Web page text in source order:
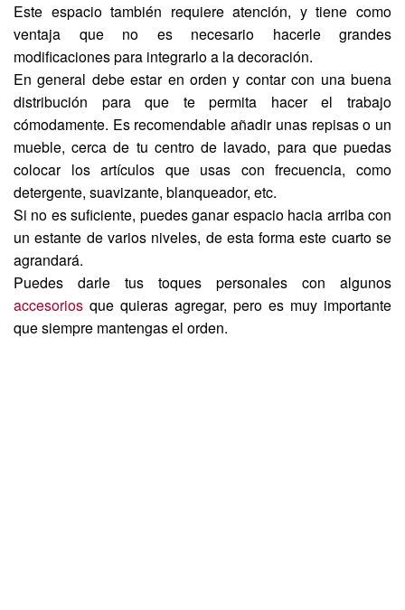
Este espacio también requiere atención, y tiene como
ventaja que no es necesario hacerle grandes
modificaciones para integrarlo a la decoración.
En general debe estar en orden y contar con una buena
distribución para que te permita hacer el trabajo
cómodamente. Es recomendable añadir unas repisas o un
mueble, cerca de tu centro de lavado, para que puedas
colocar los artículos que usas con frecuencia, como
detergente, suavizante, blanqueador, etc.
Si no es suficiente, puedes ganar espacio hacia arriba con
un estante de varios niveles, de esta forma este cuarto se
agrandará.
Puedes darle tus toques personales con algunos
accesorios que quieras agregar, pero es muy importante
que siempre mantengas el orden.